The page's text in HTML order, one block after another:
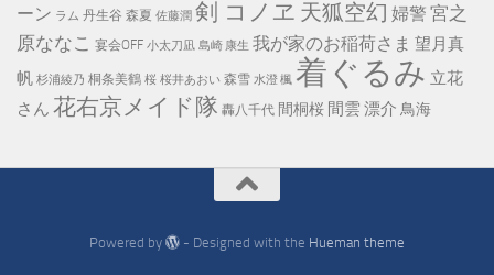
ーン ラム 丹生谷 森夏 佐藤潤 剣 コノヱ 天狐空幻 婦警 宮之
原ななこ 宴会OFF 小太刀凪 島崎 康生 我が家のお稲荷さま 望月真
帆 杉浦綾乃 桐条美鶴 桜 桜井あおい 森雪 水澄 楓 着ぐるみ 立花
さん 花右京メイド隊 轟八千代 間桐桜 間雲 漂介 鳥海
Powered by - Designed with the Hueman theme